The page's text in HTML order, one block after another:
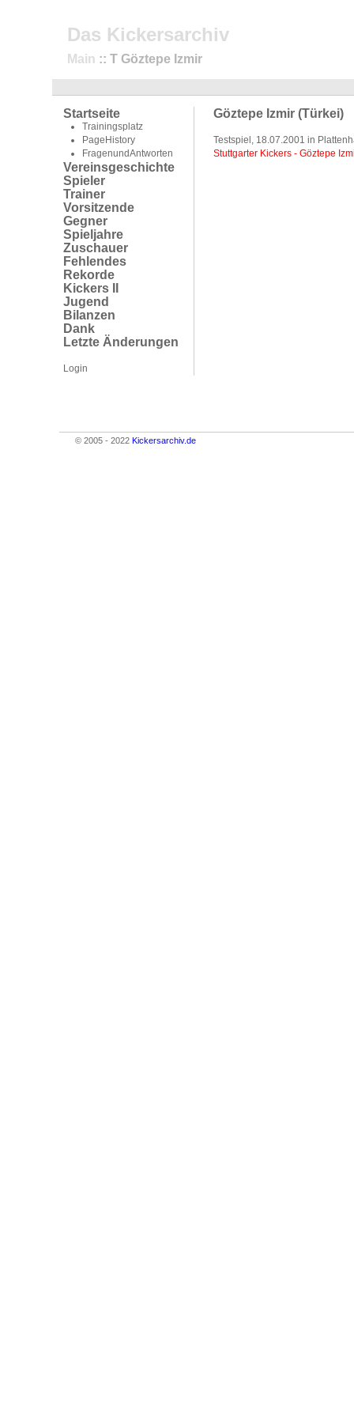
Das Kickersarchiv
Main :: T Göztepe Izmir
Startseite
Trainingsplatz
PageHistory
FragenundAntworten
Vereinsgeschichte
Spieler
Trainer
Vorsitzende
Gegner
Spieljahre
Zuschauer
Fehlendes
Rekorde
Kickers II
Jugend
Bilanzen
Dank
Letzte Änderungen
Login
Göztepe Izmir (Türkei)
Testspiel, 18.07.2001 in
Stuttgarter Kickers - Göztepe
© 2005 - 2022 Kickersarchiv.de